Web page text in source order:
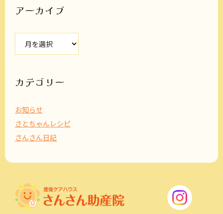
アーカイブ
ブ
カテゴリー
お知らせ
さとちゃんレシピ
さんさん日記